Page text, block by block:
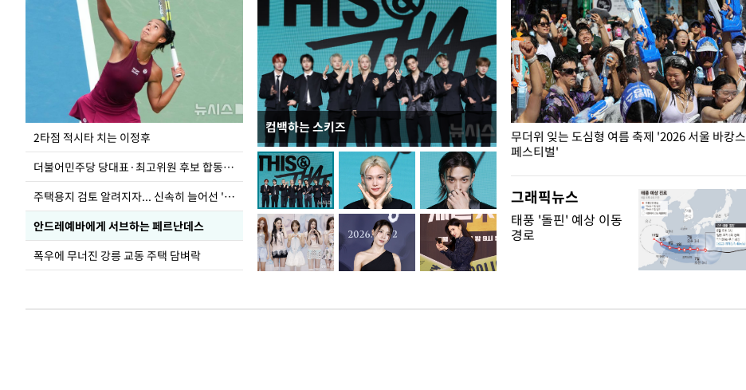
2타점 적시타 치는 이정후
더불어민주당 당대표·최고위원 후보 합동연설회
주택용지 검토 알려지자... 신속히 늘어선 '근조화환'
안드레예바에게 서브하는 페르난데스
폭우에 무너진 강릉 교동 주택 담벼락
컴백하는 스키즈
청와대 일주일
무더위 잊는 도심형 여름 축제 '2026 서울 바캉스
페스티벌'
그래픽뉴스
태풍 '돌핀' 예상 이동
경로